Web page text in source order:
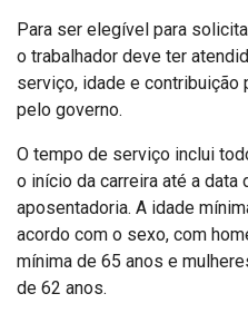
Para ser elegível para
o trabalhador deve ter
serviço, idade e
pelo governo.
O tempo de serviço inclui
o início da carreira até a data
aposentadoria. A idade
acordo com o sexo, com
mínima de 65 anos e
de 62 anos.